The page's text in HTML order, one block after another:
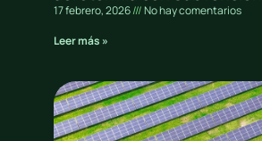
17 febrero, 2026
No hay comentarios
Leer más »